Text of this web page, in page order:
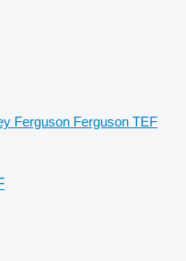
Ferguson Ferguson TEF